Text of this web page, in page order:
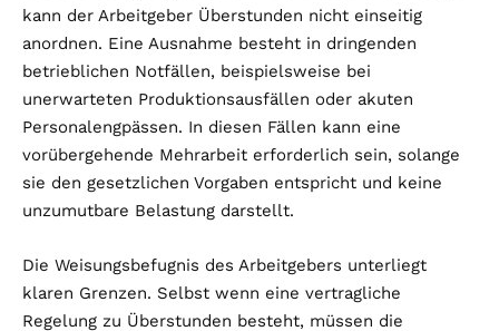
kann der Arbeitgeber Überstunden nicht einseitig
anordnen. Eine Ausnahme besteht in dringenden
betrieblichen Notfällen, beispielsweise bei
unerwarteten Produktionsausfällen oder akuten
Personalengpässen. In diesen Fällen kann eine
vorübergehende Mehrarbeit erforderlich sein, solange
sie den gesetzlichen Vorgaben entspricht und keine
unzumutbare Belastung darstellt.
Die Weisungsbefugnis des Arbeitgebers unterliegt
klaren Grenzen. Selbst wenn eine vertragliche
Regelung zu Überstunden besteht, müssen die